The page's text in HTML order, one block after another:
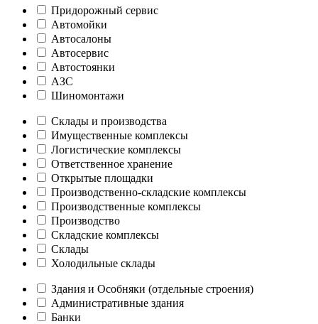
Придорожный сервис
Автомойки
Автосалоны
Автосервис
Автостоянки
АЗС
Шиномонтажи
Склады и производства
Имущественные комплексы
Логистические комплексы
Ответственное хранение
Открытые площадки
Производственно-складские комплексы
Производственные комплексы
Производство
Складские комплексы
Склады
Холодильные склады
Здания и Особняки (отдельные строения)
Административные здания
Банки